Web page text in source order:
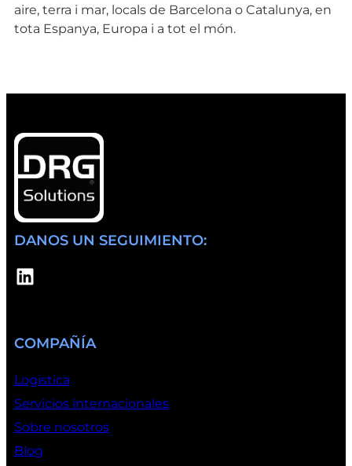
aire, terra i mar, locals de Barcelona o Catalunya, en
tota Espanya, Europa i a tot el món.
DANOS UN SEGUIMIENTO:
LinkedIn
COMPAÑÍA
Logistica
Servicios internacionales
Sobre nosotros
Blog